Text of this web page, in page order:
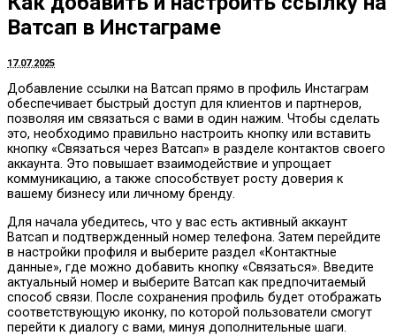
Ватсап в Инстаграме
17.07.2025
Добавление ссылки на Ватсап прямо в профиль Инстаграм
обеспечивает быстрый доступ для клиентов и партнеров,
позволяя им связаться с вами в один нажим. Чтобы сделать
это, необходимо правильно настроить кнопку или вставить
кнопку «Связаться через Ватсап» в разделе контактов своего
аккаунта. Это повышает взаимодействие и упрощает
коммуникацию, а также способствует росту доверия к
вашему бизнесу или личному бренду.
Для начала убедитесь, что у вас есть активный аккаунт
Ватсап и подтвержденный номер телефона. Затем перейдите
в настройки профиля и выберите раздел «Контактные
данные», где можно добавить кнопку «Связаться». Введите
актуальный номер и выберите Ватсап как предпочитаемый
способ связи. После сохранения профиль будет отображать
соответствующую иконку, по которой пользователи смогут
перейти к диалогу с вами, минуя дополнительные шаги.